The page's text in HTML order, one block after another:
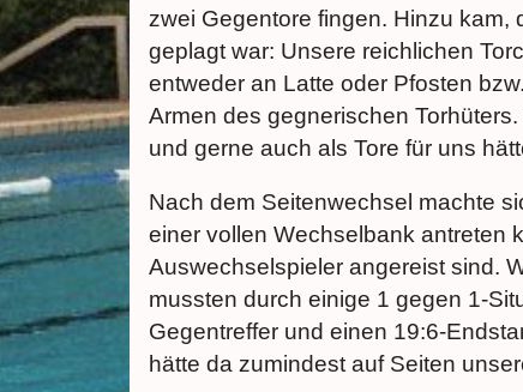
zwei Gegentore fingen. Hinzu
geplagt war: Unsere reichlichen
entweder an Latte oder Pfosten
Armen des gegnerischen
und gerne auch als Tore für uns
Nach dem Seitenwechsel machte
einer vollen Wechselbank antreten
Auswechselspieler angereist sind.
mussten durch einige 1 gegen 1-
Gegentreffer und einen 19:6-
hätte da zumindest auf Seiten